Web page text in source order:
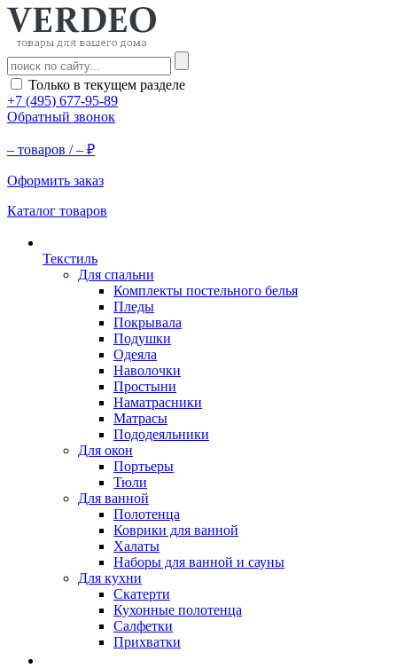
Только в текущем разделе
+7 (495) 677-95-89
Обратный звонок
– товаров /– ₽
Оформить заказ
Каталог товаров
Текстиль
Для спальни
Комплекты постельного белья
Пледы
Покрывала
Подушки
Одеяла
Наволочки
Простыни
Наматрасники
Матрасы
Пододеяльники
Для окон
Портьеры
Тюли
Для ванной
Полотенца
Коврики для ванной
Халаты
Наборы для ванной и сауны
Для кухни
Скатерти
Кухонные полотенца
Салфетки
Прихватки